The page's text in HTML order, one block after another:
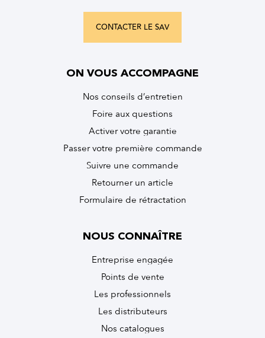
CONTACTER LE SAV
ON VOUS ACCOMPAGNE
Nos conseils d’entretien
Foire aux questions
Activer votre garantie
Passer votre première commande
Suivre une commande
Retourner un article
Formulaire de rétractation
NOUS CONNAÎTRE
Entreprise engagée
Points de vente
Les professionnels
Les distributeurs
Nos catalogues